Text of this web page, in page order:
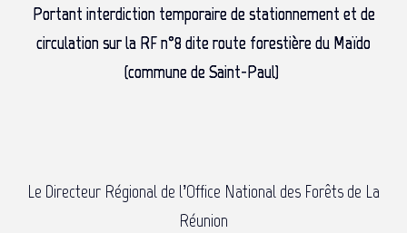
Portant interdiction temporaire de stationnement et de
circulation sur la RF n°8 dite route forestière du Maïdo
(commune de Saint-Paul)
Le Directeur Régional de l’Office National des Forêts de La
Réunion